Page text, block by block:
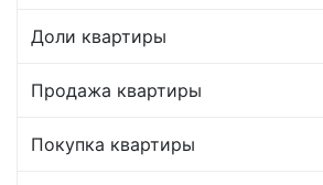
Доли квартиры
Продажа квартиры
Покупка квартиры